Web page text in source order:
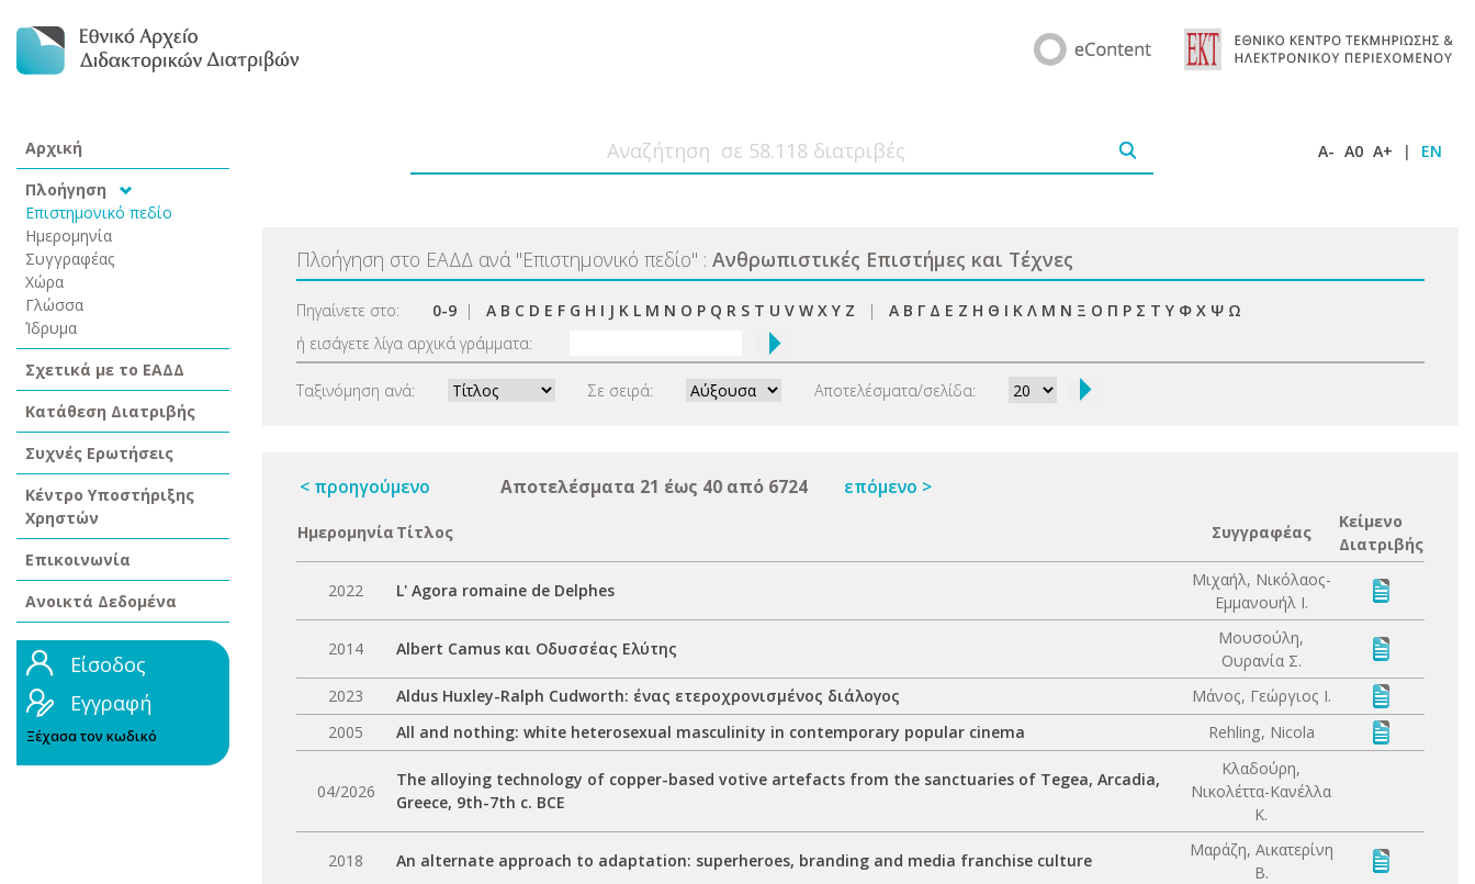
Αρχική
Πλοήγηση
Επιστημονικό πεδίο
Ημερομηνία
Συγγραφέας
Χώρα
Γλώσσα
Ίδρυμα
Σχετικά με το ΕΑΔΔ
Κατάθεση Διατριβής
Συχνές Ερωτήσεις
Κέντρο Υποστήριξης
Χρηστών
Επικοινωνία
Ανοικτά Δεδομένα
Είσοδος
Εγγραφή
Ξέχασα τον κωδικό
A- A0 A+ | EN
Πλοήγηση στο ΕΑΔΔ ανά "Επιστημονικό πεδίο" : Ανθρωπιστικές Επιστήμες και Τέχνες
Πηγαίνετε στο: 0-9 | A B C D E F G H I J K L M N O P Q R S T U V W X Y Z | Α Β Γ Δ Ε Ζ Η Θ Ι Κ Λ Μ Ν Ξ Ο Π Ρ Σ Τ Υ Φ Χ Ψ Ω
ή εισάγετε λίγα αρχικά γράμματα:
Ταξινόμηση ανά: Σε σειρά: Αποτελέσματα/σελίδα:
< προηγούμενο Αποτελέσματα 21 έως 40 από 6724 επόμενο >
Ημερομηνία Τίτλος Συγγραφέας
Κείμενο
Διατριβής
2022 L' Agora romaine de Delphes
Μιχαήλ, Νικόλαος-
Εμμανουήλ Ι.
2014 Albert Camus και Οδυσσέας Ελύτης
Μουσούλη,
Ουρανία Σ.
2023
Aldus Huxley-Ralph Cudworth: ένας ετεροχρονισμένος διάλογος
Μάνος, Γεώργιος Ι.
2005
All and nothing: white heterosexual masculinity in contemporary popular cinema Rehling, Nicola
04/2026
The alloying technology of copper-based votive artefacts from the sanctuaries of Tegea, Arcadia,
Greece, 9th-7th c. BCE
Κλαδούρη,
Νικολέττα-Κανέλλα
Κ.
2018 An alternate approach to adaptation: superheroes, branding and media franchise culture
Μαράζη, Αικατερίνη
Β.